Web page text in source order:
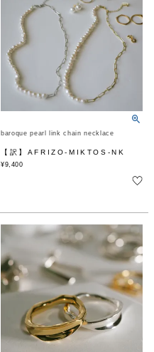
baroque pearl link chain necklace
【訳】AFRIZO-MIKTOS-NK
¥9,400